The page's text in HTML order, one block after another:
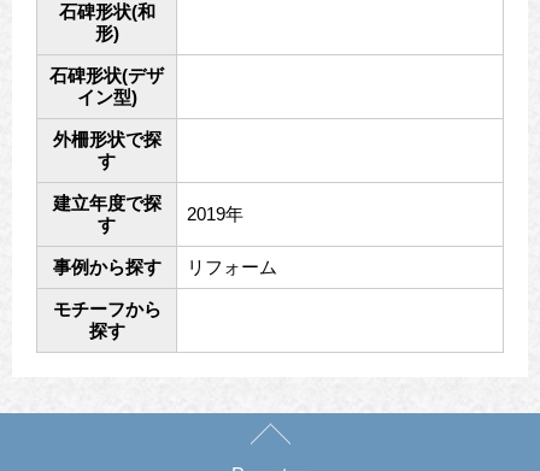
石碑形状(和
形)
石碑形状(デザ
イン型)
外柵形状で探
す
建立年度で探
す
2019年
事例から探す リフォーム
モチーフから
探す